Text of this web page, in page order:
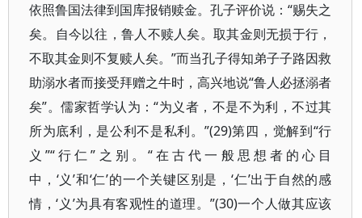
依照鲁国法律到国库报销赎金。孔子评价说：“赐失之
矣。自今以往，鲁人不赎人矣。取其金则无损于行，
不取其金则不复赎人矣。”而当孔子得知弟子子路因救
助溺水者而接受拜赠之牛时，高兴地说“鲁人必拯溺者
矣”。儒家哲学认为：“为义者，不是不为利，不过其
所为底利，是公利不是私利。”(29)第四，觉解到“行
义”“行仁”之别。“在古代一般思想者的心目
中，‘义’和‘仁’的一个关键区别是，‘仁’出于自然的感
情，‘义’为具有客观性的道理。”(30)一个人做其应该